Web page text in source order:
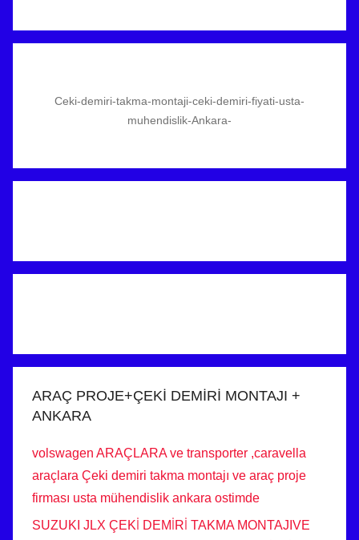
Ceki-demiri-takma-montaji-ceki-demiri-fiyati-usta-
muhendislik-Ankara-
ARAÇ PROJE+ÇEKİ DEMİRİ MONTAJI +
ANKARA
volswagen ARAÇLARA ve transporter ,caravella
araçlara Çeki demiri takma montajı ve araç proje
firması usta mühendislik ankara ostimde
SUZUKI JLX ÇEKİ DEMİRİ TAKMA MONTAJIVE